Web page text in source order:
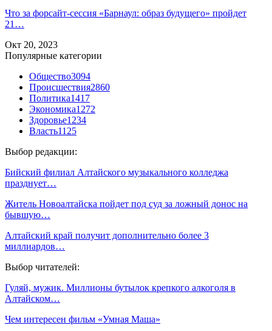
Что за форсайт-сессия «Барнаул: образ будущего» пройдет
21…
Окт 20, 2023
Популярные категории
Общество3094
Происшествия2860
Политика1417
Экономика1272
Здоровье1234
Власть1125
Выбор редакции:
Бийский филиал Алтайского музыкального колледжа
празднует…
Житель Новоалтайска пойдет под суд за ложный донос на
бывшую…
Алтайский край получит дополнительно более 3
миллиардов…
Выбор читателей:
Гуляй, мужик. Миллионы бутылок крепкого алкоголя в
Алтайском…
Чем интересен фильм «Умная Маша»